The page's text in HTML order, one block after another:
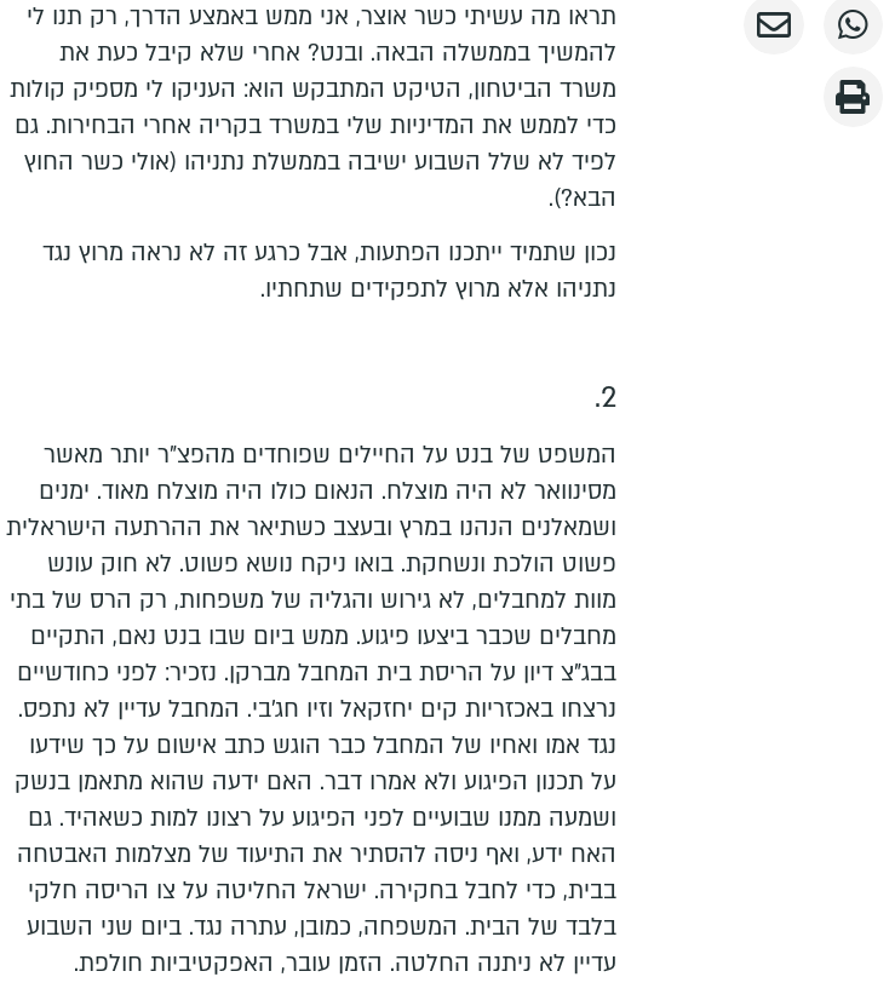
תראו מה עשיתי כשר אוצר, אני ממש באמצע הדרך, רק תנו לי
להמשיך בממשלה הבאה. ובנט? אחרי שלא קיבל כעת את
משרד הביטחון, הטיקט המתבקש הוא: העניקו לי מספיק קולות
כדי לממש את המדיניות שלי במשרד בקריה אחרי הבחירות. גם
לפיד לא שלל השבוע ישיבה בממשלת נתניהו (אולי כשר החוץ
הבא?).
נכון שתמיד ייתכנו הפתעות, אבל כרגע זה לא נראה מרוץ נגד
נתניהו אלא מרוץ לתפקידים שתחתיו.
2.
המשפט של בנט על החיילים שפוחדים מהפצ"ר יותר מאשר
מסינוואר לא היה מוצלח. הנאום כולו היה מוצלח מאוד. ימנים
ושמאלנים הנהנו במרץ ובעצב כשתיאר את ההרתעה הישראלית
פשוט הולכת ונשחקת. בואו ניקח נושא פשוט. לא חוק עונש
מוות למחבלים, לא גירוש והגליה של משפחות, רק הרס של בתי
מחבלים שכבר ביצעו פיגוע. ממש ביום שבו בנט נאם, התקיים
בבג"צ דיון על הריסת בית המחבל מברקן. נזכיר: לפני כחודשיים
נרצחו באכזריות קים יחזקאל וזיו חג'בי. המחבל עדיין לא נתפס.
נגד אמו ואחיו של המחבל כבר הוגש כתב אישום על כך שידעו
על תכנון הפיגוע ולא אמרו דבר. האם ידעה שהוא מתאמן בנשק
ושמעה ממנו שבועיים לפני הפיגוע על רצונו למות כשאהיד. גם
האח ידע, ואף ניסה להסתיר את התיעוד של מצלמות האבטחה
בבית, כדי לחבל בחקירה. ישראל החליטה על צו הריסה חלקי
בלבד של הבית. המשפחה, כמובן, עתרה נגד. ביום שני השבוע
עדיין לא ניתנה החלטה. הזמן עובר, האפקטיביות חולפת.